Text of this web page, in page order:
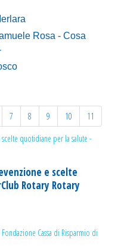
Rosa - Cosa
7 8 9 10 11
e scelte
Rotary Rotary
Cassa di Risparmio di